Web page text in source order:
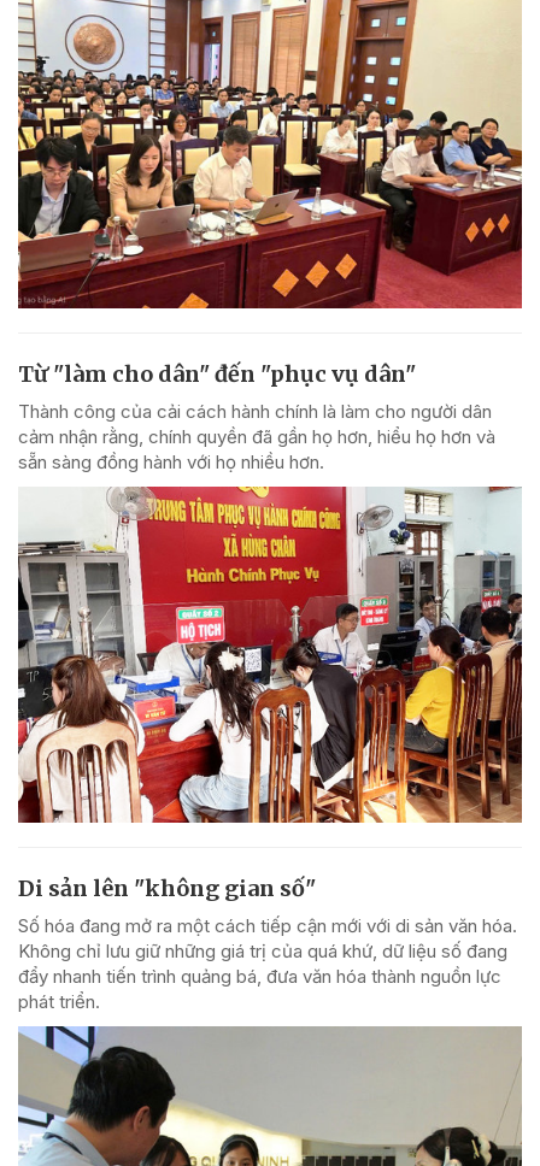
Từ "làm cho dân" đến "phục vụ dân"
Thành công của cải cách hành chính là làm cho người dân
cảm nhận rằng, chính quyền đã gần họ hơn, hiểu họ hơn và
sẵn sàng đồng hành với họ nhiều hơn.
Di sản lên "không gian số"
Số hóa đang mở ra một cách tiếp cận mới với di sản văn hóa.
Không chỉ lưu giữ những giá trị của quá khứ, dữ liệu số đang
đẩy nhanh tiến trình quảng bá, đưa văn hóa thành nguồn lực
phát triển.